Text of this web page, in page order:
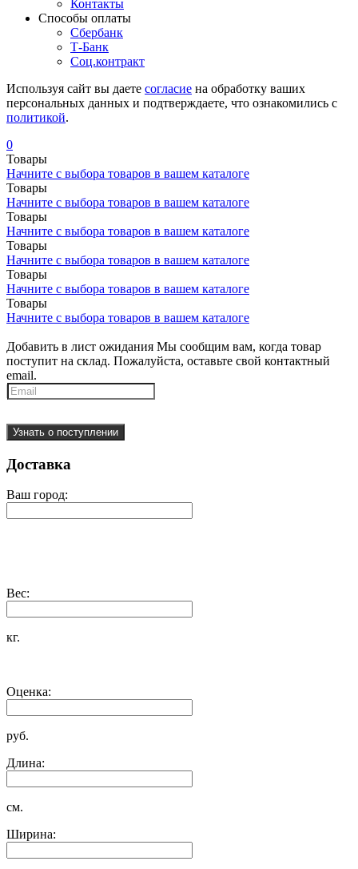
Контакты
Cпособы оплаты
Сбербанк
Т-Банк
Соц.контракт
Используя сайт вы даете согласие на обработку ваших
персональных данных и подтверждаете, что ознакомились с
политикой.
0
Товары
Начните с выбора товаров в вашем каталоге
Товары
Начните с выбора товаров в вашем каталоге
Товары
Начните с выбора товаров в вашем каталоге
Товары
Начните с выбора товаров в вашем каталоге
Товары
Начните с выбора товаров в вашем каталоге
Товары
Начните с выбора товаров в вашем каталоге
Добавить в лист ожидания Мы сообщим вам, когда товар
поступит на склад. Пожалуйста, оставьте свой контактный
email.
Узнать о поступлении
Доставка
Ваш город:
Вес:
кг.
Оценка:
руб.
Длина:
см.
Ширина: